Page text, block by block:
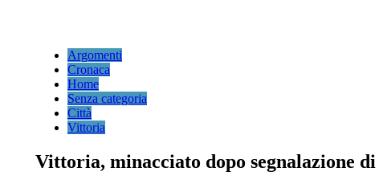
Argomenti
Cronaca
Home
Senza categoria
Città
Vittoria
Vittoria, minacciato dopo segnalazione